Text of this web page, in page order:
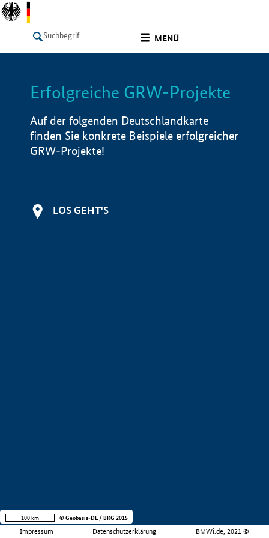
MENÜ
LISTE Info
Erfolgreiche GRW-Projekte
Auf der folgenden Deutschlandkarte
finden Sie konkrete Beispiele erfolgreicher
GRW-Projekte!
LOS GEHT'S
Impressum Datenschutzerklärung BMWi.de, 2021 ©
100 km © Geobasis-DE / BKG 2015